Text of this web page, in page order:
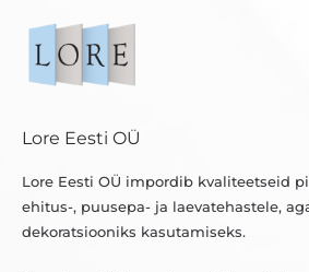
Lore Eesti OÜ
Lore Eesti OÜ impordib kvaliteetseid
ehitus-, puusepa- ja laevatehastele,
dekoratsiooniks kasutamiseks.